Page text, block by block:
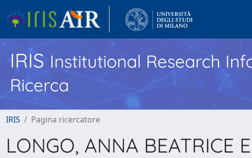
IRISInstitutional Research
Ricerca
IRIS Pagina ricercatore
LONGO, ANNA BEATRICE